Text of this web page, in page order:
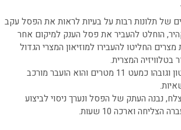
שנים של תלונות רבות על בעיות לראות את הפסל עקב
הוחלט להעביר את פסל הענק למיקום אחר
החליטו להעבירו למוזיאון המצרי הגדול
המצרית.
הפסל עצמו שוקל 83 טון וגובהו כמעט 11 מטרים והוא הועבר מורכב
נבנה העתק של הפסל ונערך ניסוי לביצוע
וארכה 10 שעות.